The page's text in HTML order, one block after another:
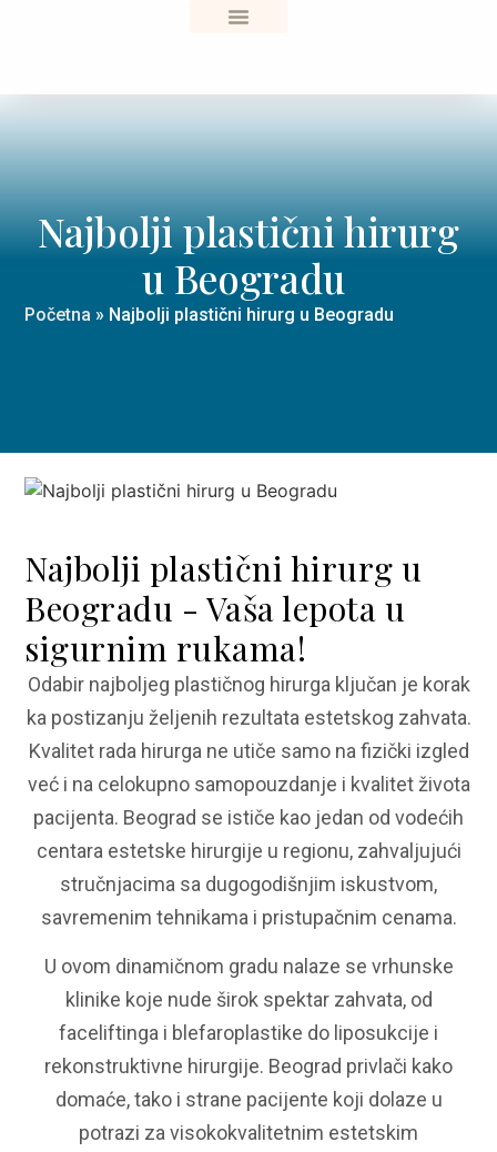
Najbolji plastični hirurg
u Beogradu
Početna » Najbolji plastični hirurg u Beogradu
Najbolji plastični hirurg u
Beogradu - Vaša lepota u
sigurnim rukama!
Odabir najboljeg plastičnog hirurga ključan je korak
ka postizanju željenih rezultata estetskog zahvata.
Kvalitet rada hirurga ne utiče samo na fizički izgled
već i na celokupno samopouzdanje i kvalitet života
pacijenta. Beograd se ističe kao jedan od vodećih
centara estetske hirurgije u regionu, zahvaljujući
stručnjacima sa dugogodišnjim iskustvom,
savremenim tehnikama i pristupačnim cenama.
U ovom dinamičnom gradu nalaze se vrhunske
klinike koje nude širok spektar zahvata, od
faceliftinga i blefaroplastike do liposukcije i
rekonstruktivne hirurgije. Beograd privlači kako
domaće, tako i strane pacijente koji dolaze u
potrazi za visokokvalitetnim estetskim